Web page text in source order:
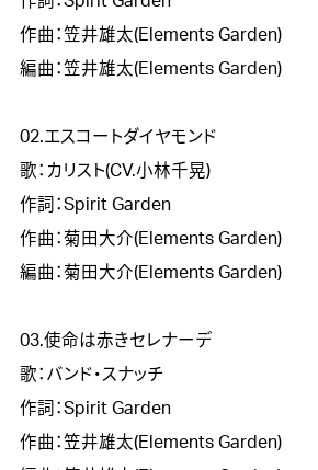
作曲：笠井雄太(Elements Garden)
編曲：笠井雄太(Elements Garden)
02.エスコートダイヤモンド
歌：カリスト(CV.小林千晃)
作詞：Spirit Garden
作曲：菊田大介(Elements Garden)
編曲：菊田大介(Elements Garden)
03.使命は赤きセレナーデ
歌：バンド・スナッチ
作詞：Spirit Garden
作曲：笠井雄太(Elements Garden)